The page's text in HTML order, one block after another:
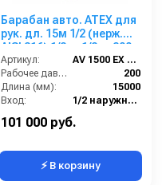
Барабан авто. ATEX для
рук. дл. 15м 1/2 (нерж.
AISI 316) 1/2ш. 1/2ш. 200
бар
Артикул:
AV 1500 EX 316
Рабочее давление (бар):
200
Длина (мм):
15000
Вход:
1/2 наружняя резьба
101 000 руб.
⚡ В корзину